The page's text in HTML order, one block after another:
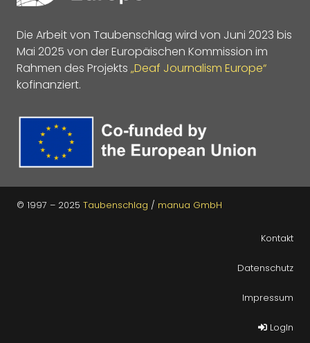
Die Arbeit von Taubenschlag wird von Juni 2023 bis
Mai 2025 von der Europäischen Kommission im
Rahmen des Projekts „Deaf Journalism Europe“
kofinanziert.
© 1997 – 2025 Taubenschlag / manua GmbH
Kontakt
Datenschutz
Impressum
LogIn